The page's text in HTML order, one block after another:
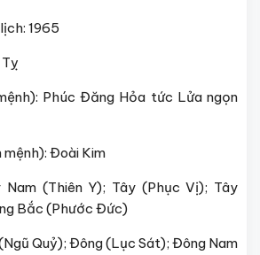
1965
Phúc Đăng Hỏa tức Lửa ngọn
Đoài Kim
(Thiên Y); Tây (Phục Vị); Tây
Bắc (Phước Đức)
Quỷ); Đông (Lục Sát); Đông Nam